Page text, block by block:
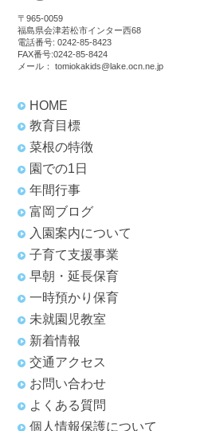
〒965-0059
福島県会津若松市インター西68
電話番号:0242-85-8423
FAX番号:0242-85-8424
メール：tomiokakids@lake.ocn.ne.jp
HOME
教育目標
菜根の特徴
園での1日
年間行事
富岡ブログ
入園案内について
子育て支援事業
早朝・延長保育
一時預かり保育
未就園児教室
新着情報
交通アクセス
お問い合わせ
よくある質問
個人情報保護について